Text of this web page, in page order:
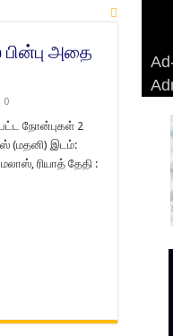
அதை
0
நோன்புகள் 2
(மதனி) இடம்:
ரியாத் தேதி :